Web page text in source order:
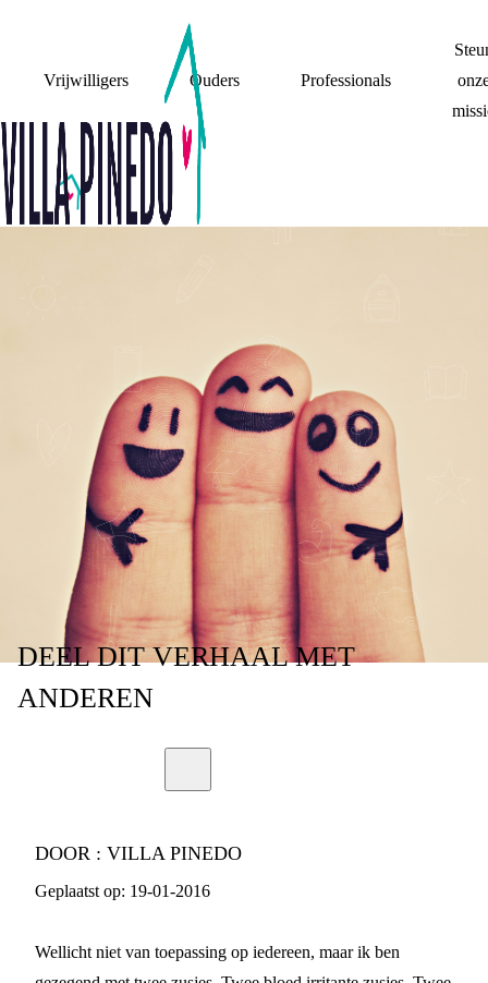
Vrijwilligers Ouders Professionals
PAPA EN MAMA
ZIJN UIT ELKAAR,
WIJ NIET
DEELDIT VERHAALMET
ANDEREN
DOOR : VILLA PINEDO
Geplaatst op: 19-01-2016
Wellicht niet van toepassing op iedereen, maar ik ben